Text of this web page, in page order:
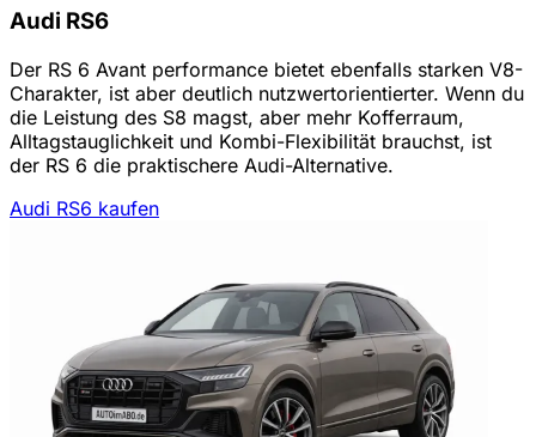
Audi RS6
Der RS 6 Avant performance bietet ebenfalls starken V8-
Charakter, ist aber deutlich nutzwertorientierter. Wenn du
die Leistung des S8 magst, aber mehr Kofferraum,
Alltagstauglichkeit und Kombi-Flexibilität brauchst, ist
der RS 6 die praktischere Audi-Alternative.
Audi RS6 kaufen